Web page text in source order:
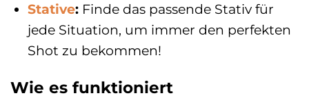
Stative:Finde das passende Stativ für
jede Situation, um immer den perfekten
Shot zu bekommen!
Wie es funktioniert